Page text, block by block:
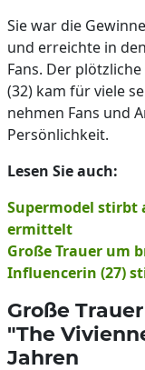
Sie war die
und erreichte in
Fans. Der
(32) kam für viele
nehmen Fans und
Persönlichkeit.
Lesen Sie auch:
Supermodel stirbt
ermittelt
Große Trauer um
Influencerin (27)
Große
"The
Jahren